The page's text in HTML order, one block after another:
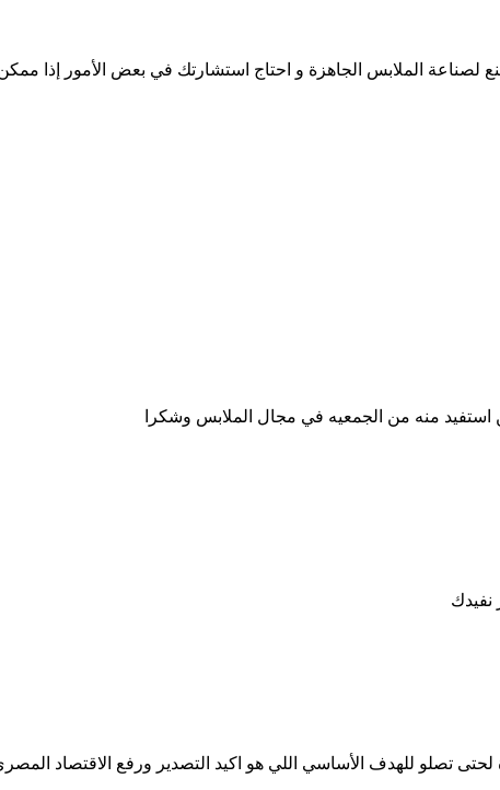
الملابس الجاهزة و احتاج استشارتك في بعض الأمور إذا
استفيد منه من الجمعيه في مجال الملابس وشكرا
نفيدك
تصلو للهدف الأساسي اللي هو اكيد التصدير ورفع الاقتصاد